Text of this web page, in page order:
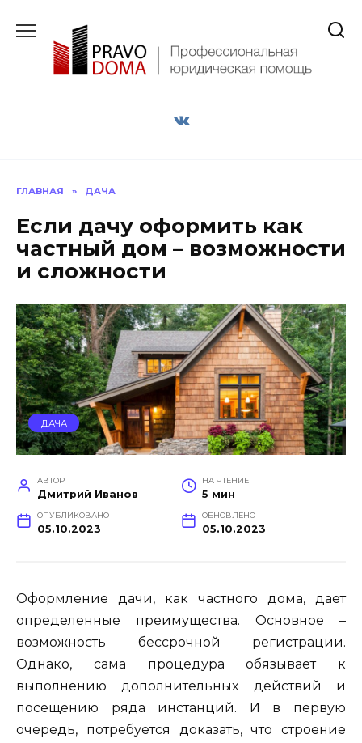
содержанию
ГЛАВНАЯ » ДАЧА
Если дачу оформить как
частный дом – возможности
и сложности
ДАЧА
АВТОР
Дмитрий Иванов
НА ЧТЕНИЕ
5 мин
ОПУБЛИКОВАНО
05.10.2023
ОБНОВЛЕНО
05.10.2023
Оформление дачи, как частного дома, дает
определенные преимущества. Основное –
возможность бессрочной регистрации.
Однако, сама процедура обязывает к
выполнению дополнительных действий и
посещению ряда инстанций. И в первую
очередь, потребуется доказать, что строение